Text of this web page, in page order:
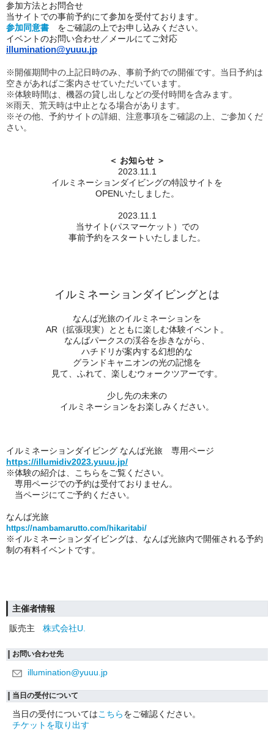
参加方法とお問合せ
当サイトでの事前予約にて参加を受付ております。
参加同意書 をご確認の上でお申し込みください。
イベントのお問い合わせ／メールにてご対応
illumination@yuuu.jp
※開催期間中の上記日時のみ、事前予約での開催です。当日予約は
空きがあればご案内させていただいています。
※体験時間は、機器の貸し出しなどの受付時間を含みます。
※雨天、荒天時は中止となる場合があります。
※その他、予約サイトの詳細、注意事項をご確認の上、ご参加くだ
さい。
＜ お知らせ ＞
2023.11.1
イルミネーションダイビングの特設サイトを
OPENいたしました。
2023.11.1
当サイト(パスマーケット）での
事前予約をスタートいたしました。
イルミネーションダイビングとは
なんば光旅のイルミネーションを
AR（拡張現実）とともに楽しむ体験イベント。
なんばパークスの渓谷を歩きながら、
ハチドリが案内する幻想的な
グランドキャニオンの光の記憶を
見て、ふれて、楽しむウォークツアーです。
少し先の未来の
イルミネーションをお楽しみください。
イルミネーションダイビング なんば光旅 専用ページ
https://illumidiv2023.yuuu.jp/
※体験の紹介は、こちらをご覧ください。
専用ページでの予約は受付ておりません。
当ページにてご予約ください。
なんば光旅
https://nambamarutto.com/hikaritabi/
※イルミネーションダイビングは、なんば光旅内で開催される予約
制の有料イベントです。
主催者情報
販売主
株式会社U.
お問い合わせ先
illumination@yuuu.jp
当日の受付について
当日の受付についてはこちらをご確認ください。
チケットを取り出す